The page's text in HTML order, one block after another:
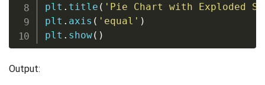
plt . title ( 'Pie Chart with Exploded
plt . axis ( 'equal' )
plt . show( )
Output: